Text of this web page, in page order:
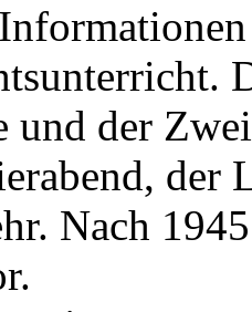
und der
der
Nach